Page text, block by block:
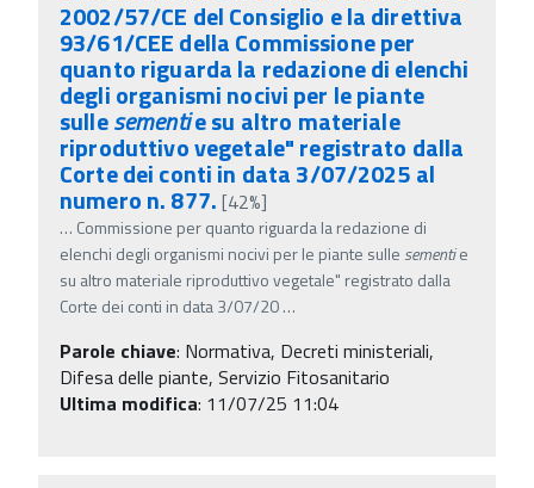
2002/57/CE del Consiglio e la direttiva
93/61/CEE della Commissione per
quanto riguarda la redazione di elenchi
degli organismi nocivi per le piante
sullesementie su altro materiale
riproduttivo vegetale" registrato dalla
Corte dei conti in data 3/07/2025 al
numero n. 877. [42%]
… Commissione per quanto riguarda la redazione di
elenchi degli organismi nocivi per le piante sulle sementie
su altro materiale riproduttivo vegetale" registrato dalla
Corte dei conti in data 3/07/20…
Parole chiave: Normativa, Decreti ministeriali,
Difesa delle piante, Servizio Fitosanitario
Ultima modifica: 11/07/25 11:04